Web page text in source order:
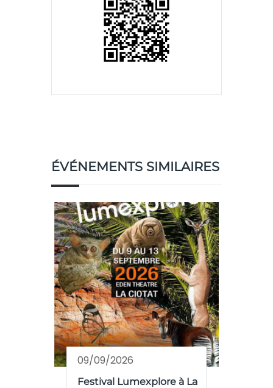
ÉVÉNEMENTS SIMILAIRES
09/09/2026
Festival Lumexplore à La